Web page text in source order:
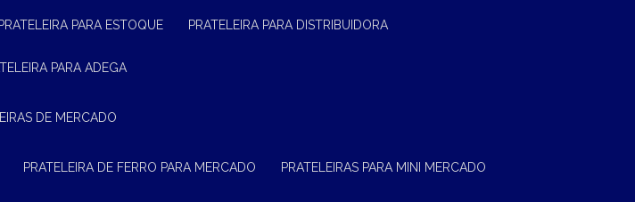
PRATELEIRA PARA ESTOQUE PRATELEIRA PARA DISTRIBUIDORA
PARA ADEGA
DE MERCADO
PRATELEIRA DE FERRO PARA MERCADO PRATELEIRAS PARA MINI MERCADO